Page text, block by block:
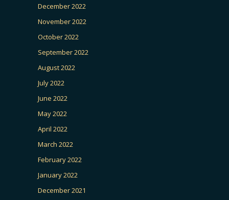
December 2022
November 2022
October 2022
September 2022
August 2022
July 2022
June 2022
May 2022
April 2022
March 2022
February 2022
January 2022
December 2021